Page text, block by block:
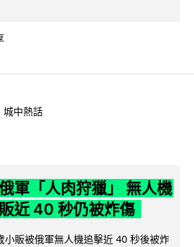
城中熱話
軍「人肉狩獵」 無人機
近 40 秒仍被炸傷
小販被俄軍無人機追擊近 40 秒後被炸